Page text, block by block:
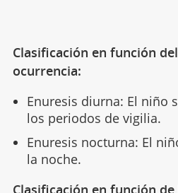
Clasificación en función
ocurrencia:
Enuresis diurna: El niño
los periodos de vigilia.
Enuresis nocturna: El
la noche.
Clasificación en función